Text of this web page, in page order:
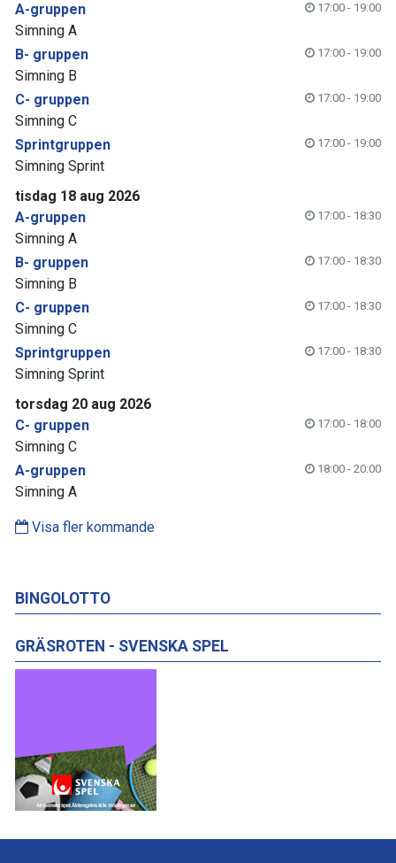
A-gruppen
17:00 - 19:00
Simning A
B- gruppen
17:00 - 19:00
Simning B
C- gruppen
17:00 - 19:00
Simning C
Sprintgruppen
17:00 - 19:00
Simning Sprint
tisdag 18 aug 2026
A-gruppen
17:00 - 18:30
Simning A
B- gruppen
17:00 - 18:30
Simning B
C- gruppen
17:00 - 18:30
Simning C
Sprintgruppen
17:00 - 18:30
Simning Sprint
torsdag 20 aug 2026
C- gruppen
17:00 - 18:00
Simning C
A-gruppen
18:00 - 20:00
Simning A
Visa fler kommande
BINGOLOTTO
GRÄSROTEN - SVENSKA SPEL